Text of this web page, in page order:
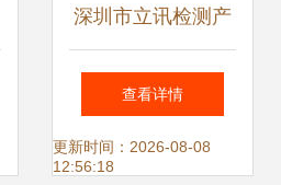
深圳市立讯检测产
品技术服务 软件开
发赋能检测认证行
查看详情
更新时间：2026-08-08
12:56:18